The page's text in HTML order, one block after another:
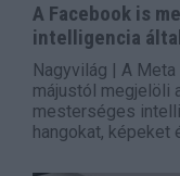
A Facebook is
intelligencia
Nagyvilág | A
májustól megjelöli
mesterséges
hangokat, képeket